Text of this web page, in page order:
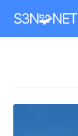
S3N🧩NET